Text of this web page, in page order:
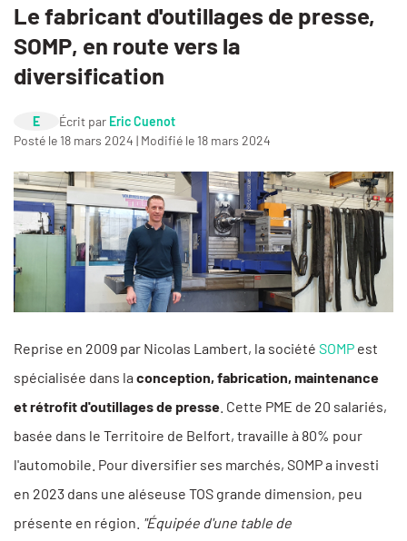
Le fabricant d'outillages de presse,
SOMP, en route vers la
diversification
E Écrit par Eric Cuenot
Posté le 18 mars 2024 | Modifié le 18 mars 2024
Reprise en 2009 par Nicolas Lambert, la société SOMP est
spécialisée dans la conception, fabrication, maintenance
et rétrofit d'outillages de presse . Cette PME de 20 salariés,
basée dans le Territoire de Belfort, travaille à 80% pour
l'automobile. Pour diversifier ses marchés, SOMP a investi
en 2023 dans une aléseuse TOS grande dimension, peu
présente en région. "Équipée d'une table de